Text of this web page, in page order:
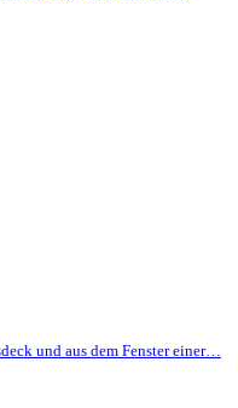
und aus dem Fenster einer…